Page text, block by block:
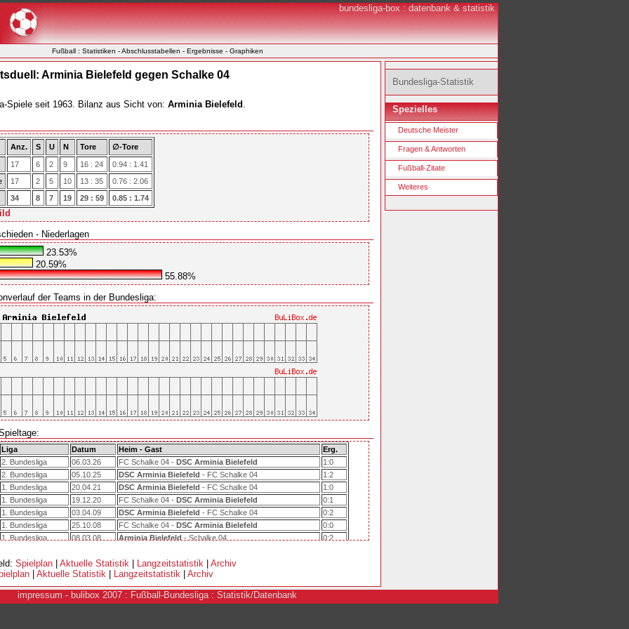
bundesliga-box : datenbank & statistik
Fußball : Statistiken - Abschlusstabellen - Ergebnisse - Graphiken
Bundesliga-Statistik
Spezielles
Deutsche Meister
Fragen & Antworten
Fußball-Zitate
Weiteres
Arminia Bielefeld gegen Schalke 04
Spiele seit 1963. Bilanz aus Sicht von: Arminia Bielefeld .
Anz. S U N Tore ∅-Tore
17 6 2 9 16 : 24
0.94 : 1.41
17 2 5 10 13 : 35
0.76 : 2.06
34 8 7 19 29 : 59 0.85 : 1.74
- Niederlagen
23.53%
20.59%
55.88%
der Teams in der Bundesliga:
Liga Datum Heim - Gast
Erg.
2. Bundesliga 06.03.26 FC Schalke 04 - DSC Arminia Bielefeld
1:0
2. Bundesliga 05.10.25 DSC Arminia Bielefeld - FC Schalke 04
1:2
1. Bundesliga 20.04.21 DSC Arminia Bielefeld - FC Schalke 04
1:0
1. Bundesliga 19.12.20 FC Schalke 04 - DSC Arminia Bielefeld
0:1
1. Bundesliga 03.04.09 DSC Arminia Bielefeld - FC Schalke 04
0:2
1. Bundesliga 25.10.08 FC Schalke 04 - DSC Arminia Bielefeld
0:0
1. Bundesliga 08.03.08 Arminia Bielefeld - Schalke 04
0:2
1. Bundesliga 19.05.07 Schalke 04 -Arminia Bielefeld
1. Bundesliga 16.12.06 Arminia Bielefeld - Schalke 04
1. Bundesliga 03.05.06 Schalke 04 -Arminia Bielefeld
3:1
1. Bundesliga 03.12.05 Arminia Bielefeld- Schalke 04
Spielplan Aktuelle Statistik Langzeitstatistik
Archiv
Aktuelle Statistik Langzeitstatistik
Archiv
impressum - bulibox 2007 : Fußball-Bundesliga : Statistik/Datenbank